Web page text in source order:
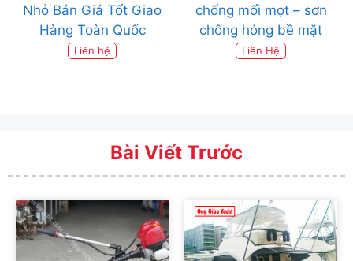
Nhỏ Bán Giá Tốt Giao
Hàng Toàn Quốc
Liên hệ
chống mối mọt – sơn
chống hỏng bề mặt
Liên Hệ
Bài Viết Trước